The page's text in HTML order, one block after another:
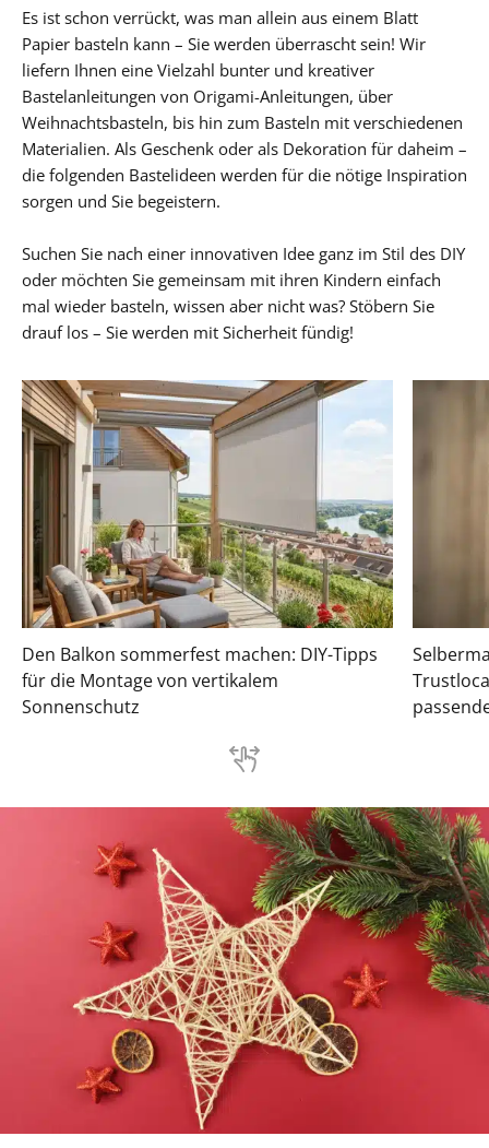
Es ist schon verrückt, was man allein aus einem Blatt
Papier basteln kann – Sie werden überrascht sein! Wir
liefern Ihnen eine Vielzahl bunter und kreativer
Bastelanleitungen von Origami-Anleitungen, über
Weihnachtsbasteln, bis hin zum Basteln mit verschiedenen
Materialien. Als Geschenk oder als Dekoration für daheim –
die folgenden Bastelideen werden für die nötige Inspiration
sorgen und Sie begeistern.
Suchen Sie nach einer innovativen Idee ganz im Stil des DIY
oder möchten Sie gemeinsam mit ihren Kindern einfach
mal wieder basteln, wissen aber nicht was? Stöbern Sie
drauf los – Sie werden mit Sicherheit fündig!
Den Balkon sommerfest machen: DIY-Tipps
für die Montage von vertikalem
Sonnenschutz